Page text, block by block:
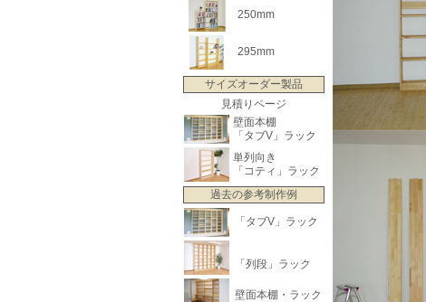
250mm
295mm
サイズオーダー製品
見積りページ
壁面本棚
「タブV」ラック
単列向き
「コティ」ラック
過去の参考制作例
「タブV」ラック
「列段」ラック
壁面本棚・ラック